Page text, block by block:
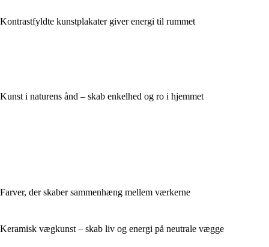
Kontrastfyldte kunstplakater giver energi til rummet
Kunst i naturens ånd – skab enkelhed og ro i hjemmet
Farver, der skaber sammenhæng mellem værkerne
Keramisk vægkunst – skab liv og energi på neutrale vægge